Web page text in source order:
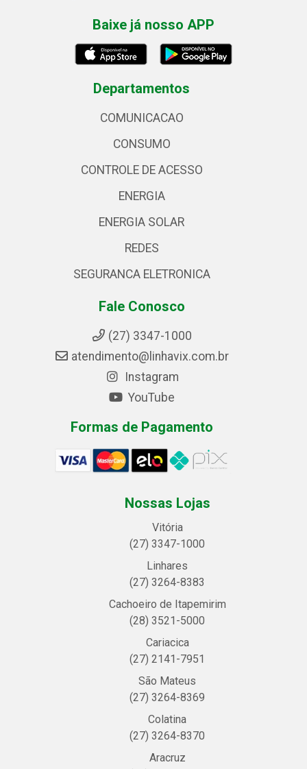
Baixe já nosso APP
Departamentos
COMUNICACAO
CONSUMO
CONTROLE DE ACESSO
ENERGIA
ENERGIA SOLAR
REDES
SEGURANCA ELETRONICA
Fale Conosco
(27) 3347-1000
atendimento@linhavix.com.br
Instagram
YouTube
Formas de Pagamento
Nossas Lojas
Vitória
(27) 3347-1000
Linhares
(27) 3264-8383
Cachoeiro de Itapemirim
(28) 3521-5000
Cariacica
(27) 2141-7951
São Mateus
(27) 3264-8369
Colatina
(27) 3264-8370
Aracruz